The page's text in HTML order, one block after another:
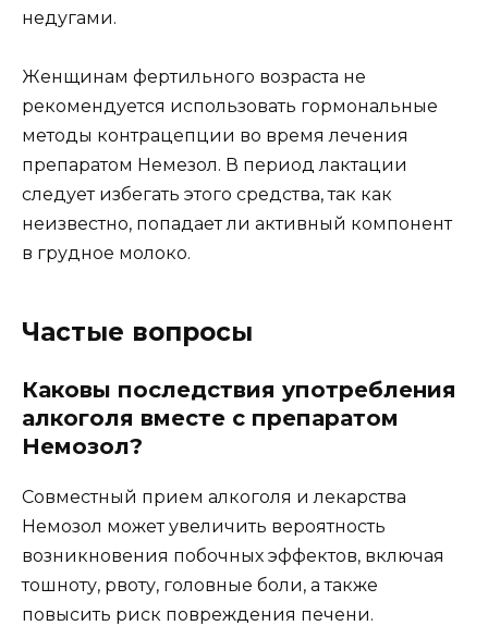
недугами.
Женщинам фертильного возраста не
рекомендуется использовать гормональные
методы контрацепции во время лечения
препаратом Немезол. В период лактации
следует избегать этого средства, так как
неизвестно, попадает ли активный компонент
в грудное молоко.
Частые вопросы
Каковы последствия употребления
алкоголя вместе с препаратом
Немозол?
Совместный прием алкоголя и лекарства
Немозол может увеличить вероятность
возникновения побочных эффектов, включая
тошноту, рвоту, головные боли, а также
повысить риск повреждения печени.